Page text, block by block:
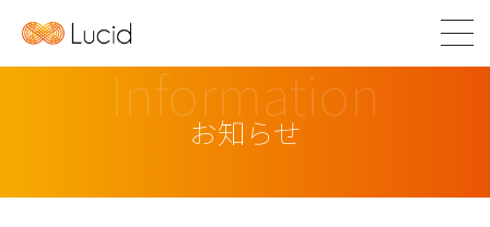
Information
お知らせ